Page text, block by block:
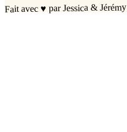
Fait avec♥ par Jessica & Jérémy